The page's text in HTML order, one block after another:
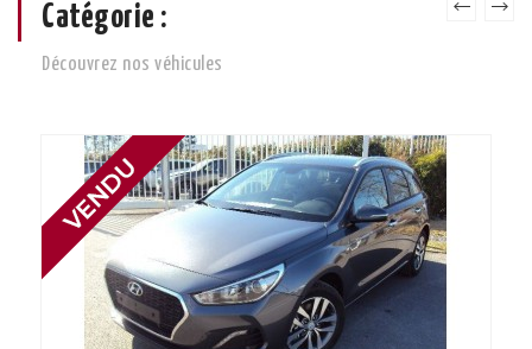
Catégorie :
Découvrez nos véhicules